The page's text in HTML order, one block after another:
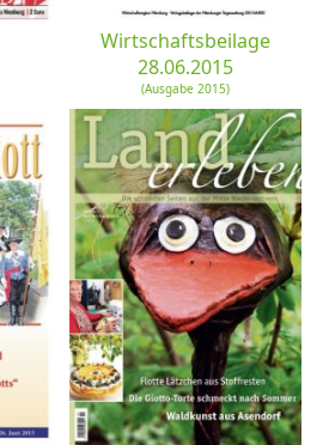
Wirtschaftsbeilage
28.06.2015
(Ausgabe 2015)